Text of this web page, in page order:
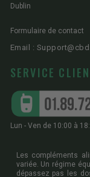
Dublin
Formulaire de contact
Email :
SERVICE
Lun - Ven de 10:00 à
Les compléments
variée. Un régime
dépassez pas les